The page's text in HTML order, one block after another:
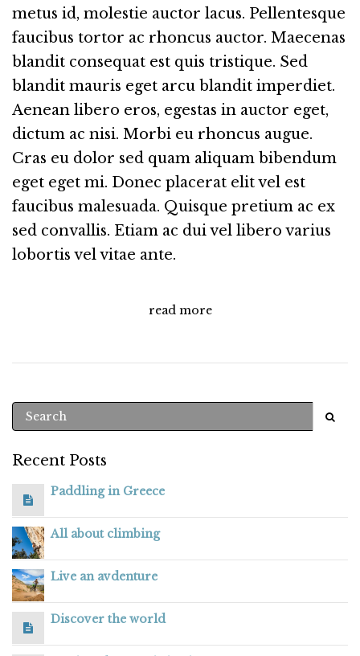
metus id, molestie auctor lacus. Pellentesque
faucibus tortor ac rhoncus auctor. Maecenas
blandit consequat est quis tristique. Sed
blandit mauris eget arcu blandit imperdiet.
Aenean libero eros, egestas in auctor eget,
dictum ac nisi. Morbi eu rhoncus augue.
Cras eu dolor sed quam aliquam bibendum
eget eget mi. Donec placerat elit vel est
faucibus malesuada. Quisque pretium ac ex
sed convallis. Etiam ac dui vel libero varius
lobortis vel vitae ante.
read more
Recent Posts
Paddling in Greece
All about climbing
Live an avdenture
Discover the world